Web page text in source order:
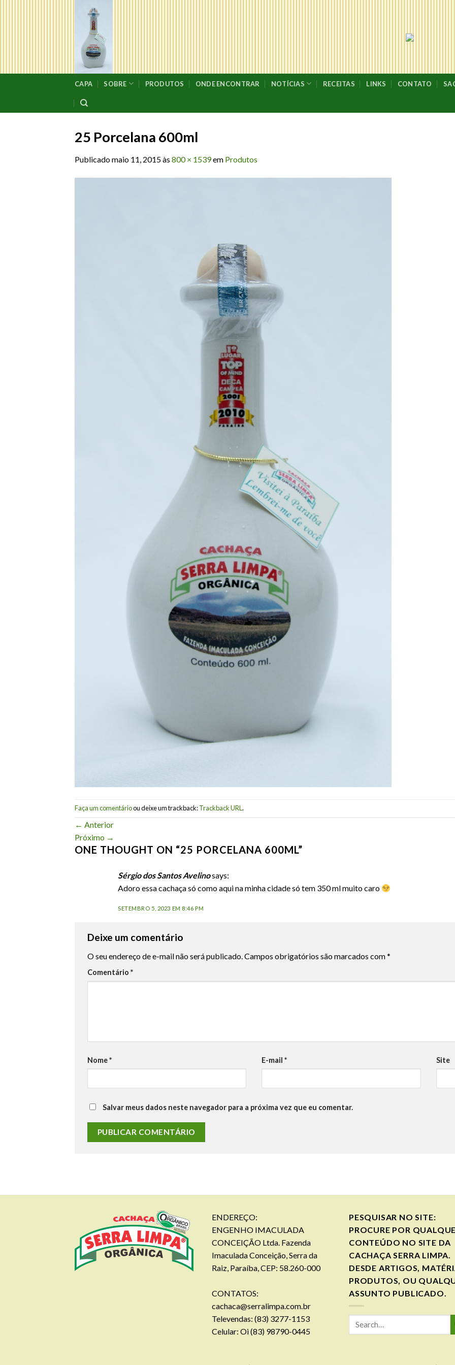
CAPA SOBRE PRODUTOS ONDE ENCONTRAR NOTÍCIAS RECEITAS LINKS CONTATO
25 Porcelana 600ml
Publicadomaio 11, 2015às 800 × 1539em Produtos
Faça um comentárioou deixe um trackback:Trackback URL.
← Anterior
Próximo →
ONE THOUGHT ON “25 PORCELANA 600ML”
Sérgio dos Santos Avelinosays:
Adoro essa cachaça só como aqui na minha cidade só tem 350 ml muito caro
SETEMBRO 5, 2023 EM 8:46 PM
Deixe um comentário
O seu endereço de e-mail não será publicado.Campos obrigatórios são marcados com*
Comentário *
Nome* E-mail* Site
Salvar meus dados neste navegador para a próxima vez que eu comentar.
ENDEREÇO:
ENGENHO IMACULADA
CONCEIÇÃO Ltda. Fazenda
Imaculada Conceição, Serra da
Raiz, Paraíba, CEP: 58.260-000
CONTATOS:
cachaca@serralimpa.com.br
Televendas: (83) 3277-1153
Celular: Oi (83) 98790-0445
PESQUISAR NO SITE:
PROCURE POR
CONTEÚDO NO SITE DA
CACHAÇA SERRA LIMPA.
DESDE ARTIGOS,
PRODUTOS, OU
ASSUNTO PUBLICADO.